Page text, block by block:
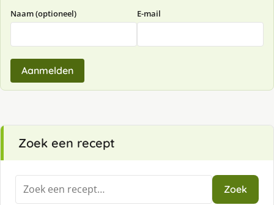
Naam (optioneel) E-mail
Aanmelden
Zoek een recept
Zoeken
naar:
Zoek